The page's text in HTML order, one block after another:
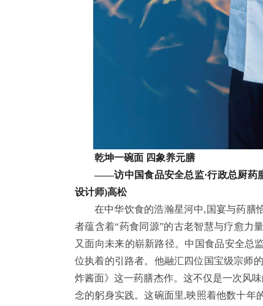
乾坤一碗面 四象养元膳
——访中国食品安全总监·行政总厨药
设计师)高松
在中华饮食的浩瀚星河中,国宴与药
者蕴含着“药食同源”的古老智慧与疗愈力
又面向未来的崭新路径。中国食品安全总
位执着的引路者。他融汇四位国宝级宗师
炸酱面》这一药膳杰作。这不仅是一次风
念的躬身实践。这碗面里,映照着他数十年